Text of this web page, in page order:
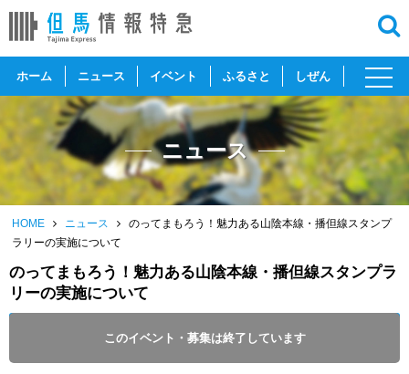
ホーム ニュース イベント ふるさと しぜん
toggle
ニュース
HOME ニュース
のってまもろう！魅力ある山陰本線・播但線スタンプ
ラリーの実施について
のってまもろう！魅力ある山陰本線・播但線スタンプラ
リーの実施について
このイベント・募集は終了しています